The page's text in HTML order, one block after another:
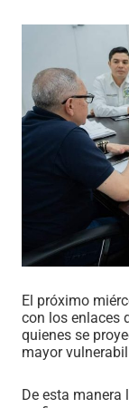
El próximo
con los enlaces
quienes se
mayor
De esta